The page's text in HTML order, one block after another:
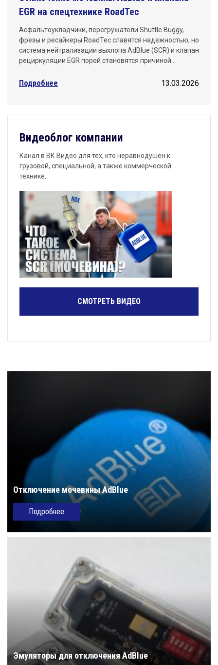
EGR на спецтехнике RoadTec
Асфальтоукладчики, перегружатели Shuttle Buggy,
фрезы и ресайкеры RoadTec славятся надежностью, но
система нейтрализации выхлопа AdBlue (SCR) и клапан
рециркуляции EGR порой становятся причиной…
13.03.2026
Подробнее
Видеоблог компании
Канал в ВК Видео для тех, кто неравнодушен к
грузовой, специальной, а также коммерческой
технике.
СМОТРЕТЬ ВИДЕО
Отключение мочевины AdBlue
Подробнее
Эмуляторы для отключения AdBlue